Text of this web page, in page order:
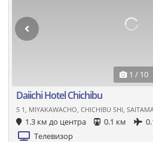
1 / 10
Daiichi Hotel Chichibu
5 1, MIYAKAWACHO, CHICHIBU SHI,
1.3 км до центра 0.1 км
Телевизор